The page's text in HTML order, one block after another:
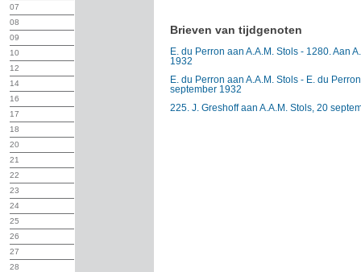
07
08
09
10
12
14
16
17
18
20
21
22
23
24
25
26
27
28
Brieven van tijdgenoten
E. du Perron aan A.A.M. Stols - 1280. Aan
1932
E. du Perron aan A.A.M. Stols - E. du
september 1932
225. J. Greshoff aan A.A.M. Stols, 20